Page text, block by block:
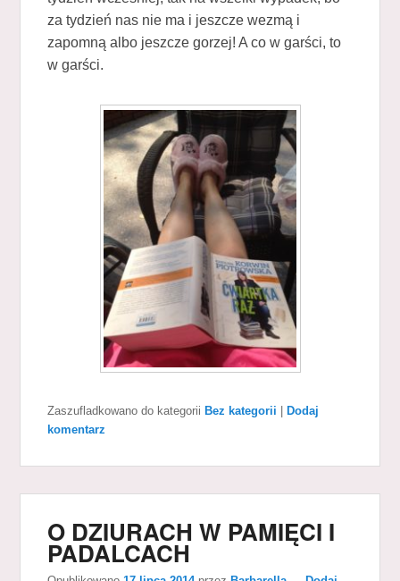
za tydzień nas nie ma i jeszcze wezmą i
zapomną albo jeszcze gorzej! A co w garści, to
w garści.
Zaszufladkowano do kategorii Bez kategorii
Dodaj
komentarz
O DZIURACH W PAMIĘCI I
PADALCACH